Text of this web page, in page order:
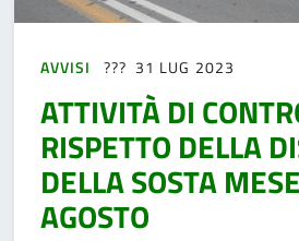
AVVISI 31 LUG 2023
ATTIVITÀ DI
RISPETTO DELLA
DELLA SOSTA
AGOSTO